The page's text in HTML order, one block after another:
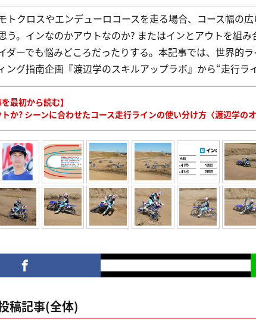
トクロスやエンデューロコースを走る場合、コース幅の
う。インなのかアウトなのか? またはインとアウトを組
ダーでも悩みどころだったりする。本記事では、世界的
ング指南企画『渡辺学のスキルアップラボ』から“走行
を最初から読む】
か? シーンに合わせたコース走行ラインの使い分け方〈渡辺学の
稿記事(全体)